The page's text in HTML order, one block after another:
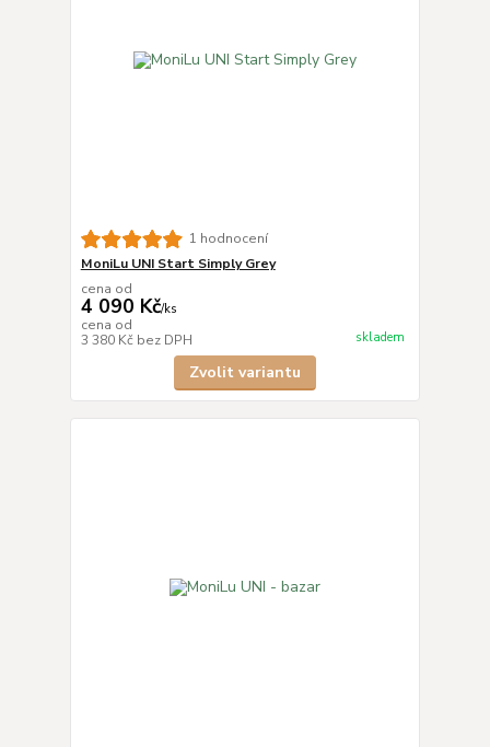
1 hodnocení
MoniLu UNI Start Simply Grey
cena od
4 090 Kč/ks
cena od
3 380 Kč bez DPH skladem
Zvolit variantu